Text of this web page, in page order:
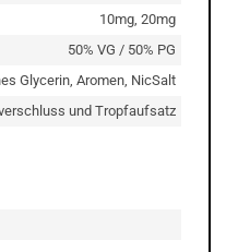
10mg, 20mg
50% VG / 50% PG
Glycerin, Aromen, NicSalt
und Tropfaufsatz